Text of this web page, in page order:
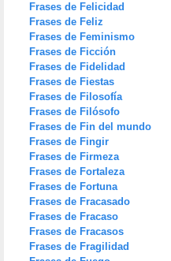
Frases de Felicidad
Frases de Feliz
Frases de Feminismo
Frases de Ficción
Frases de Fidelidad
Frases de Fiestas
Frases de Filosofía
Frases de Filósofo
Frases de Fin del mundo
Frases de Fingir
Frases de Firmeza
Frases de Fortaleza
Frases de Fortuna
Frases de Fracasado
Frases de Fracaso
Frases de Fracasos
Frases de Fragilidad